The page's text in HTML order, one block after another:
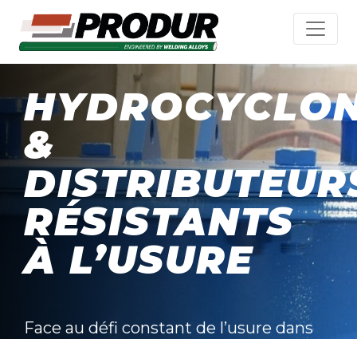
&
RÉSISTANTS
À L’USURE
Face au défi constant de l’usure dans